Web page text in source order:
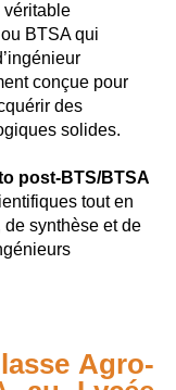
véritable
BTSA qui
conçue pour
des
solides.
post-BTS/BTSA
tout en
de synthèse et de
Agro-